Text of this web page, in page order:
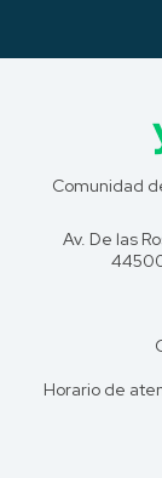
Comunidad
Av. De las
Horario de